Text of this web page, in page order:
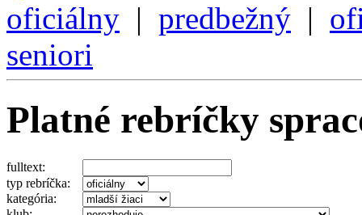
oficiálny | predbežný |
seniori
Platné rebríčky
fulltext:
typ rebríčka:
kategória: